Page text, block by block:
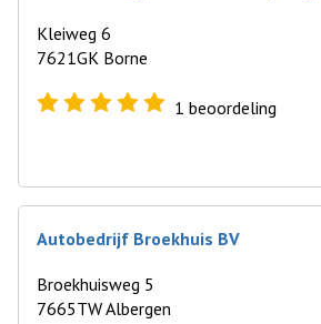
Kleiweg 6
7621GK Borne
1 beoordeling
Autobedrijf Broekhuis BV
Broekhuisweg 5
7665TW Albergen